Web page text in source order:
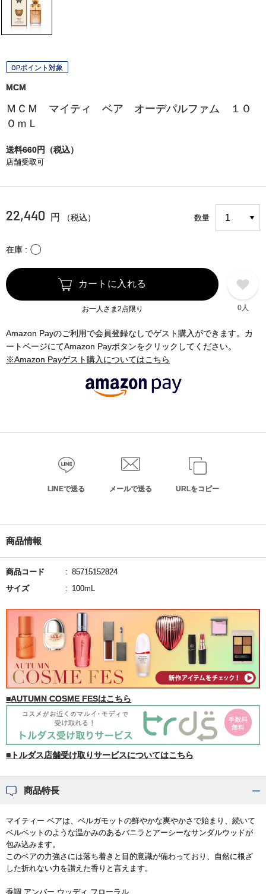
OPポイント対象
MCM
ＭＣＭ マイティ ベア オーデパルファム １０
０ｍＬ
送料660円（税込）
店舗受取可
22,440 円 （税込） 数量
在庫 〇
カートに入れる
お一人さま2点限り 0人
Amazon Payのご利用で会員登録なしでゲスト購入ができます。カ
ートページにてAmazon Payボタンをクリックしてください。
※Amazon Payゲスト購入についてはこちら
LINEで送る メールで送る URLをコピー
商品情報
商品コード
85715152824
サイズ
100mL
■AUTUMN COSME FESはこちら
■トルダス店舗受け取りサービスについてはこちら
商品特長
マイティー ベアは、ベルガモットの鮮やかな爽やかさで始まり、続いて
ベルベットのような温かみのあるバニラとアーシーなサンダルウッドが
包み込みます。
このベアの力強さには落ち着きと目的意識が備わっており、自然に根ざ
した折れない力を讃えた香りと言えます。
香調 アンバー ウッディ フローラル